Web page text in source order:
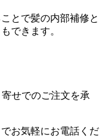
とで髪の内部補修と
できます。
せでのご注文を承
お気軽にお電話くだ